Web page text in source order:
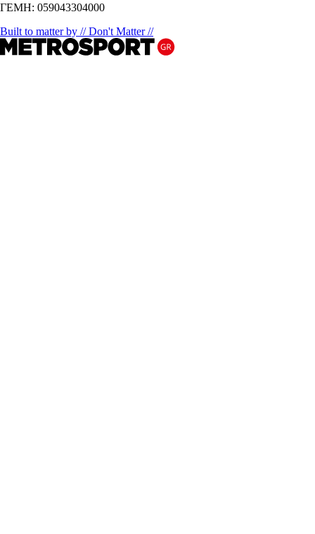
ΓΕΜΗ: 059043304000
Built to matter by // Don't Matter //